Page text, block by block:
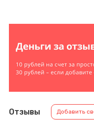
Отзывы Добавить